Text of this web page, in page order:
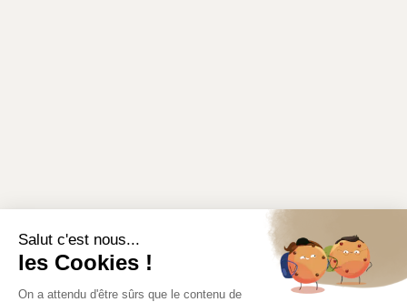
Salut c'est nous...
les Cookies !
On a attendu d'être sûrs que le contenu de